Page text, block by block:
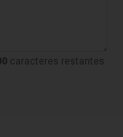
caracteres restantes.